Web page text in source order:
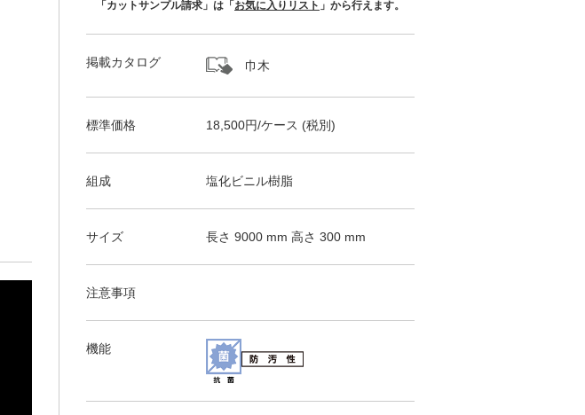
「カットサンプル請求」は「 お気に入りリスト 」から行えます。
掲載カタログ 巾木
標準価格 18,500円/ケース (税別)
組成 塩化ビニル樹脂
サイズ 長さ 9000 mm 高さ 300 mm
注意事項
機能